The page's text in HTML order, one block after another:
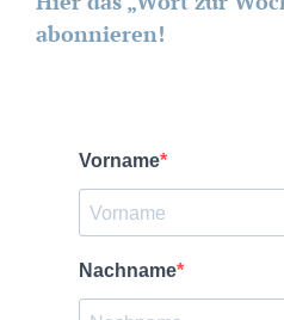
abonnieren!